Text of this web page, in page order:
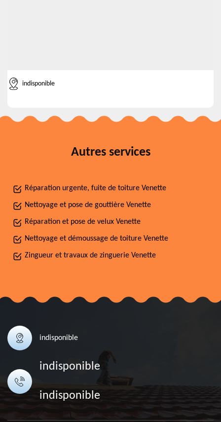
indisponible
Autres services
Réparation urgente, fuite de toiture Venette
Nettoyage et pose de gouttière Venette
Réparation et pose de velux Venette
Nettoyage et démoussage de toiture Venette
Zingueur et travaux de zinguerie Venette
indisponible
indisponible
indisponible